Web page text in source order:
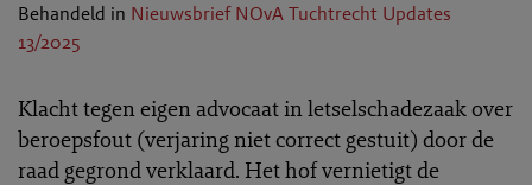
Behandeld in Nieuwsbrief NOvA Tuchtrecht Updates
13/2025
Klacht tegen eigen advocaat in letselschadezaak over
beroepsfout (verjaring niet correct gestuit) door de
raad gegrond verklaard. Het hof vernietigt de